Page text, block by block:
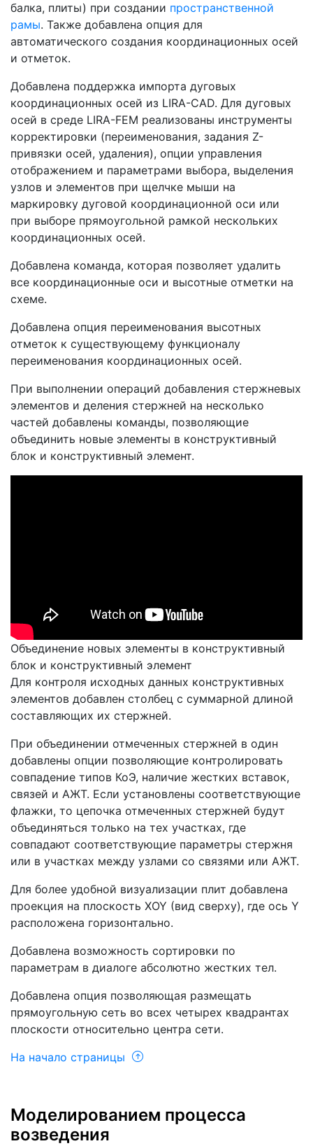
балка, плиты) при создании пространственной
рамы. Также добавлена опция для
автоматического создания координационных осей
и отметок.
Добавлена поддержка импорта дуговых
координационных осей из LIRA-CAD. Для дуговых
осей в среде LIRA-FEM реализованы инструменты
корректировки (переименования, задания Z-
привязки осей, удаления), опции управления
отображением и параметрами выбора, выделения
узлов и элементов при щелчке мыши на
маркировку дуговой координационной оси или
при выборе прямоугольной рамкой нескольких
координационных осей.
Добавлена команда, которая позволяет удалить
все координационные оси и высотные отметки на
схеме.
Добавлена опция переименования высотных
отметок к существующему функционалу
переименования координационных осей.
При выполнении операций добавления стержневых
элементов и деления стержней на несколько
частей добавлены команды, позволяющие
объединить новые элементы в конструктивный
блок и конструктивный элемент.
Объединение новых элементы в конструктивный
блок и конструктивный элемент
Для контроля исходных данных конструктивных
элементов добавлен столбец с суммарной длиной
составляющих их стержней.
При объединении отмеченных стержней в один
добавлены опции позволяющие контролировать
совпадение типов КоЭ, наличие жестких вставок,
связей и АЖТ. Если установлены соответствующие
флажки, то цепочка отмеченных стержней будут
объединяться только на тех участках, где
совпадают соответствующие параметры стержня
или в участках между узлами со связями или АЖТ.
Для более удобной визуализации плит добавлена
проекция на плоскость XOY (вид сверху), где ось Y
расположена горизонтально.
Добавлена ​​возможность сортировки по
параметрам в диалоге абсолютно жестких тел.
Добавлена опция позволяющая размещать
прямоугольную сеть во всех четырех квадрантах
плоскости относительно центра сети.
На начало страницы
Моделированием процесса
возведения